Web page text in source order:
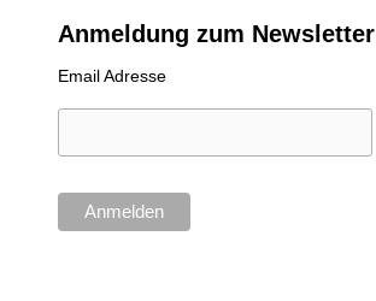
Anmeldung zum Newsletter
Email Adresse